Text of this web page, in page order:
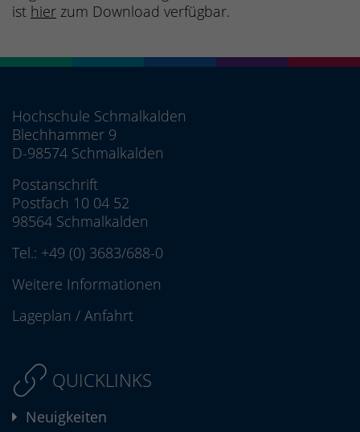
ist hier zum Download verfügbar.
Hochschule Schmalkalden
Blechhammer 9
D-98574 Schmalkalden
Postanschrift
Postfach 10 04 52
98564 Schmalkalden
Tel.: +49 (0) 3683/688-0
Weitere Informationen
Lageplan / Anfahrt
QUICKLINKS
Neuigkeiten